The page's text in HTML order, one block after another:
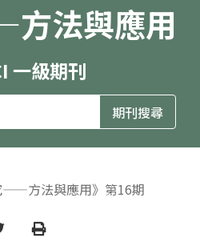
方法與應用
一級期刊
——方法與應用》第16期
Print